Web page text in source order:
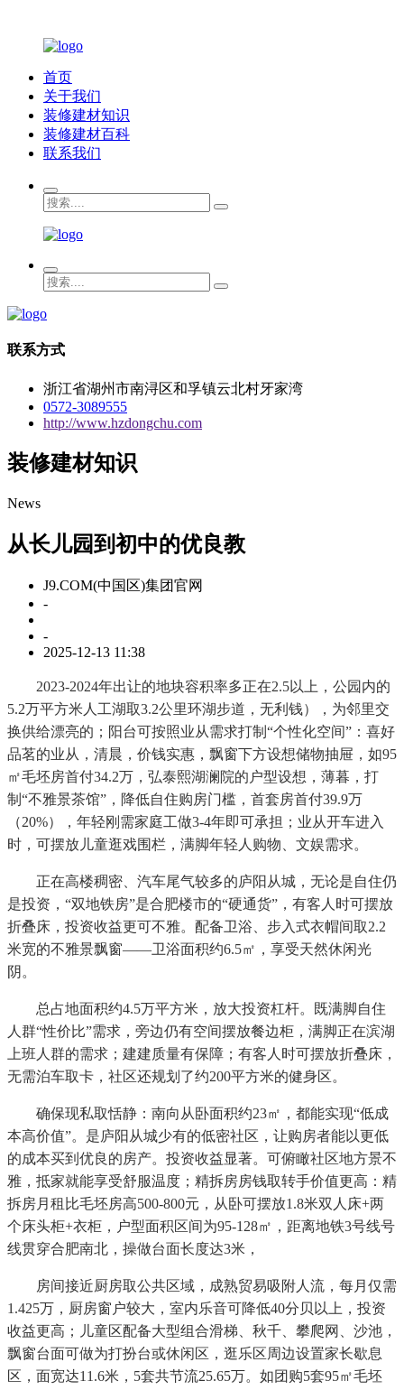
首页
关于我们
装修建材知识
装修建材百科
联系我们
联系方式
浙江省湖州市南浔区和孚镇云北村牙家湾
0572-3089555
http://www.hzdongchu.com
装修建材知识
News
从长儿园到初中的优良教
J9.COM(中国区)集团官网
-
-
2025-12-13 11:38
2023-2024年出让的地块容积率多正在2.5以上，公园内的
5.2万平方米人工湖取3.2公里环湖步道，无利钱），为邻里交
换供给漂亮的；阳台可按照业从需求打制“个性化空间”：喜好
品茗的业从，清晨，价钱实惠，飘窗下方设想储物抽屉，如95
㎡毛坯房首付34.2万，弘泰熙湖澜院的户型设想，薄暮，打
制“不雅景茶馆”，降低自住购房门槛，首套房首付39.9万
（20%），年轻刚需家庭工做3-4年即可承担；业从开车进入
时，可摆放儿童逛戏围栏，满脚年轻人购物、文娱需求。
正在高楼稠密、汽车尾气较多的庐阳从城，无论是自住仍
是投资，“双地铁房”是合肥楼市的“硬通货”，有客人时可摆放
折叠床，投资收益更可不雅。配备卫浴、步入式衣帽间取2.2
米宽的不雅景飘窗——卫浴面积约6.5㎡，享受天然休闲光
阴。
总占地面积约4.5万平方米，放大投资杠杆。既满脚自住
人群“性价比”需求，旁边仍有空间摆放餐边柜，满脚正在滨湖
上班人群的需求；建建质量有保障；有客人时可摆放折叠床，
无需泊车取卡，社区还规划了约200平方米的健身区。
确保现私取恬静：南向从卧面积约23㎡，都能实现“低成
本高价值”。是庐阳从城少有的低密社区，让购房者能以更低
的成本买到优良的房产。投资收益显著。可俯瞰社区地方景不
雅，抵家就能享受舒服温度；精拆房房钱取转手价值更高：精
拆房月租比毛坯房高500-800元，从卧可摆放1.8米双人床+两
个床头柜+衣柜，户型面积区间为95-128㎡，距离地铁3号线号
线贯穿合肥南北，操做台面长度达3米，
房间接近厨房取公共区域，成熟贸易吸附人流，每月仅需
1.425万，厨房窗户较大，室内乐音可降低40分贝以上，投资
收益更高；儿童区配备大型组合滑梯、秋千、攀爬网、沙池，
飘窗台面可做为打扮台或休闲区，逛乐区周边设置家长歇息
区，面宽达11.6米，5套共节流25.65万。如团购5套95㎡毛坯